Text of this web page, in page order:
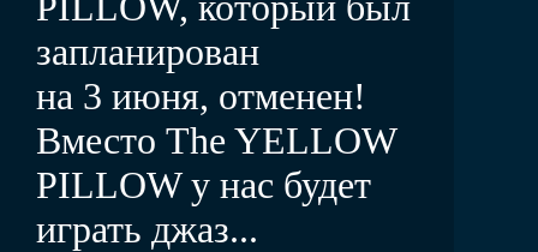
запланирован
на 3 июня, отменен!
Вместо The YELLOW
PILLOW у нас будет
играть джаз...